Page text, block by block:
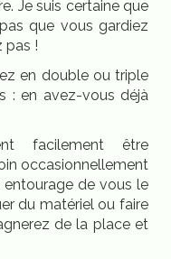
Je suis certaine que
que vous gardiez
pas !
en double ou triple
: en avez-vous déjà
facilement être
occasionnellement
de vous le
du matériel ou faire
de la place et